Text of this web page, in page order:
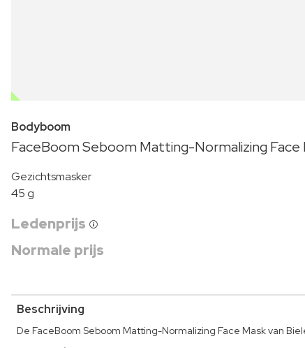
OUTLET
Bodyboom
FaceBoom Seboom Matting-Normalizing Face
Gezichtsmasker
45 g
Ledenprijs
Normale prijs
Beschrijving
De FaceBoom Seboom Matting-Normalizing Face Mask van